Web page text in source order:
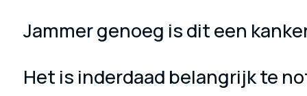
Jammer genoeg is dit een
Het is inderdaad belangrijk te